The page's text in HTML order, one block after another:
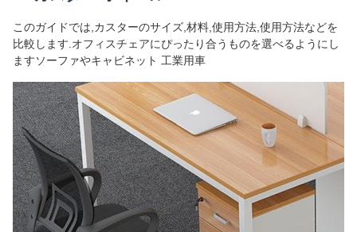
このガイドでは,カスターのサイズ,材料,使用方法,使用方法などを
比較します.オフィスチェアにぴったり合うものを選べるようにし
ますソーファやキャビネット 工業用車